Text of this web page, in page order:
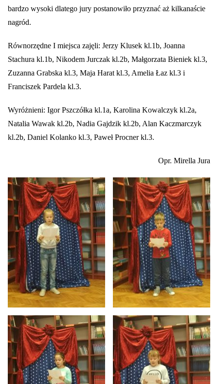
bardzo wysoki dlatego jury postanowiło przyznać aż kilkanaście
nagród.
Równorzędne I miejsca zajęli: Jerzy Klusek kl.1b, Joanna
Stachura kl.1b, Nikodem Jurczak kl.2b, Małgorzata Bieniek kl.3,
Zuzanna Grabska kl.3, Maja Harat kl.3, Amelia Łaz kl.3 i
Franciszek Pardela kl.3.
Wyróżnieni: Igor Pszczółka kl.1a, Karolina Kowalczyk kl.2a,
Natalia Wawak kl.2b, Nadia Gajdzik kl.2b, Alan Kaczmarczyk
kl.2b, Daniel Kolanko kl.3, Paweł Procner kl.3.
Opr. Mirella Jura